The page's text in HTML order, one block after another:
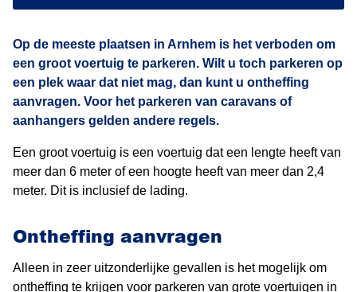
Op de meeste plaatsen in Arnhem is het verboden om
een groot voertuig te parkeren. Wilt u toch parkeren op
een plek waar dat niet mag, dan kunt u ontheffing
aanvragen. Voor het parkeren van caravans of
aanhangers gelden andere regels.
Een groot voertuig is een voertuig dat een lengte heeft van
meer dan 6 meter of een hoogte heeft van meer dan 2,4
meter. Dit is inclusief de lading.
Ontheffing aanvragen
Alleen in zeer uitzonderlijke gevallen is het mogelijk om
ontheffing te krijgen voor parkeren van grote voertuigen in